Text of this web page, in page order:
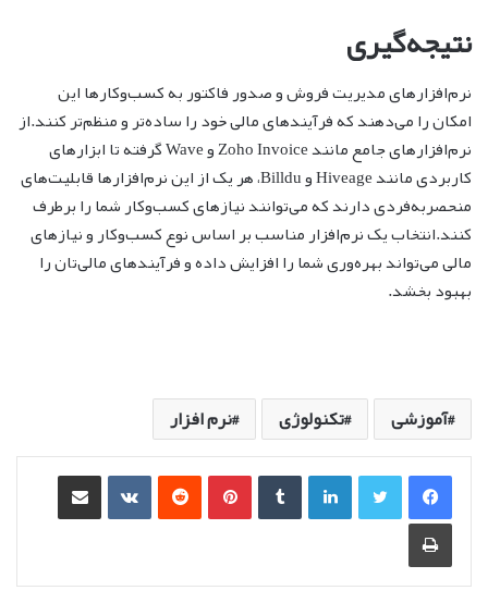
نتیجه‌گیری
نرم‌افزارهای مدیریت فروش و صدور فاکتور به کسب‌وکارها این
امکان را می‌دهند که فرآیندهای مالی خود را ساده‌تر و منظم‌تر کنند.از
نرم‌افزارهای جامع مانند Zoho Invoice و Wave گرفته تا ابزارهای
کاربردی مانند Hiveage و Billdu، هر یک از این نرم‌افزارها قابلیت‌های
منحصربه‌فردی دارند که می‌توانند نیازهای کسب‌وکار شما را برطرف
کنند.انتخاب یک نرم‌افزار مناسب بر اساس نوع کسب‌وکار و نیازهای
مالی می‌تواند بهره‌وری شما را افزایش داده و فرآیندهای مالی‌تان را
بهبود بخشد.
آموزشی تکنولوژی نرم افزار
لینکدین‫تامبلر ‫پین‌ترست‫رددیت ‫VKontakteاشتراک گذاری از طریق ایمیل
چاپ